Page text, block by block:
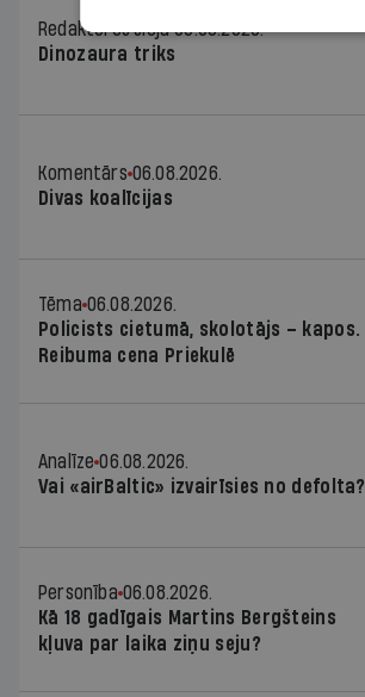
Redaktores sleja 06.08.2026.
Dinozaura triks
Komentārs 06.08.2026.
Divas koalīcijas
Tēma 06.08.2026.
Policists cietumā, skolotājs – kapos.
Reibuma cena Priekulē
Analīze 06.08.2026.
Vai «airBaltic» izvairīsies no defolta?
Personība 06.08.2026.
Kā 18 gadīgais Martins Bergšteins
kļuva par laika ziņu seju?